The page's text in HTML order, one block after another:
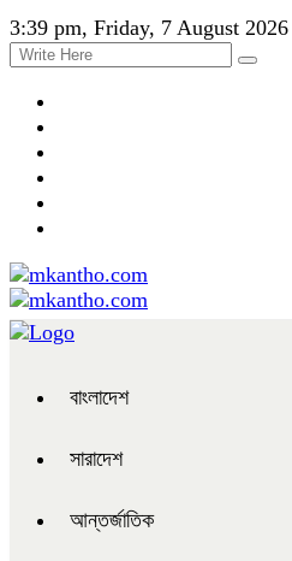
3:39 pm, Friday, 7 August 2026
বাংলাদেশ
সারাদেশ
আন্তর্জাতিক